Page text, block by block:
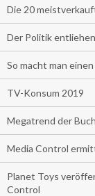
Die 20
Der Politik
So macht man
TV-Konsum 2019
Megatrend der
Media Control
Planet Toys
Control